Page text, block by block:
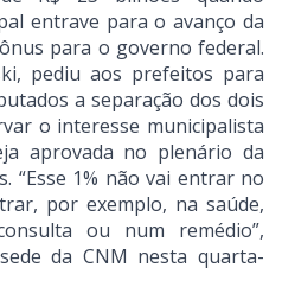
entrave para o avanço da
para o governo federal.
pediu aos prefeitos para
a separação dos dois
o interesse municipalista
aprovada no plenário da
“Esse 1% não vai entrar no
por exemplo, na saúde,
ou num remédio”,
da CNM nesta quarta-